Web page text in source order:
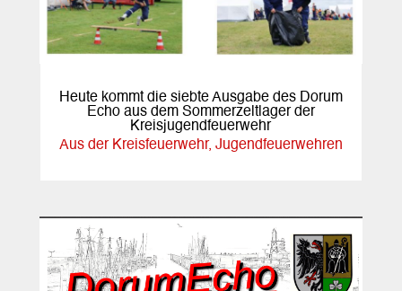
Heute kommt die siebte Ausgabe des Dorum
Echo aus dem Sommerzeltlager der
Kreisjugendfeuerwehr
Aus der Kreisfeuerwehr, Jugendfeuerwehren